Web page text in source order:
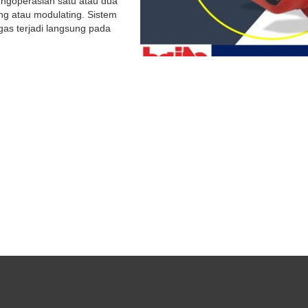
atau modulating. Sistem
terjadi langsung pada